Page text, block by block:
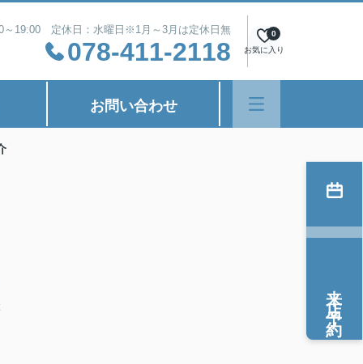
～19:00 定休日：水曜日※1月～3月は定休日無
078-411-2118 お気に入り
0
お問い合わせ
来店予約